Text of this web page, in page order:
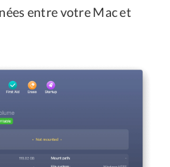
entre votre Mac et